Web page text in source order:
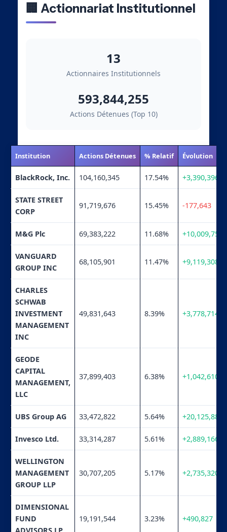
🏢 Actionnariat Institutionnel
13
Actionnaires Institutionnels
593,844,255
Actions Détenues (Top 10)
Institution Actions Détenues % Relatif Évolution
BlackRock, Inc. 104,160,345 17.54% +3,390,396
STATE STREET
CORP
91,719,676 15.45% -177,643
M&G Plc 69,383,222 11.68% +10,009,751
VANGUARD
GROUP INC
68,105,901 11.47% +9,119,308
CHARLES
SCHWAB
INVESTMENT
MANAGEMENT
INC
49,831,643 8.39% +3,778,714
GEODE
CAPITAL
MANAGEMENT,
LLC
37,899,403 6.38% +1,042,610
UBS Group AG 33,472,822 5.64% +20,125,880
Invesco Ltd. 33,314,287 5.61% +2,889,166
WELLINGTON
MANAGEMENT
GROUP LLP
30,707,205 5.17% +2,735,320
DIMENSIONAL
FUND
ADVISORS LP
19,191,544 3.23% +490,827